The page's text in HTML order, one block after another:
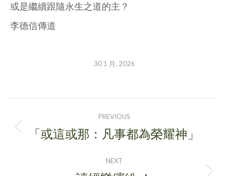
或是繼續跟隨永生之道的主？
李德信傳道
30 1 月, 2026
NAVIGATION
PREVIOUS
Previous
「或這或那：凡事都為榮耀神」
NEXT